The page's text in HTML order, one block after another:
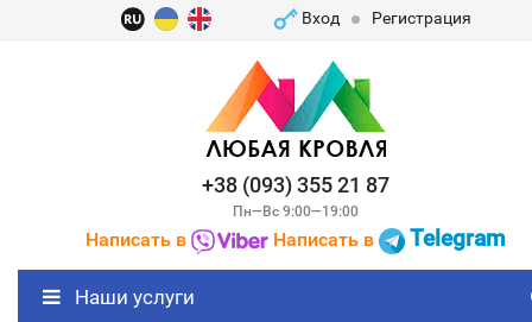
Вход Регистрация
+38 (093) 355 21 87
Пн—Вс 9:00—19:00
Написать в Написать в Telegram
Наши услуги